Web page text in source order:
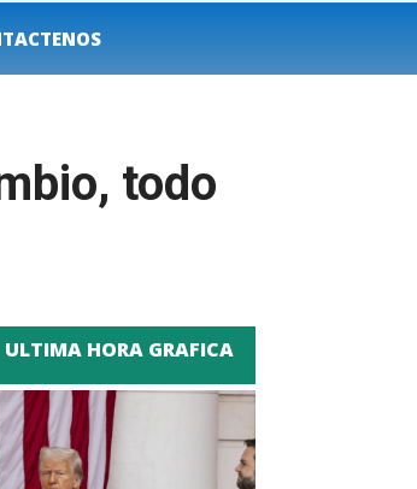
todo
ULTIMA HORA GRAFICA